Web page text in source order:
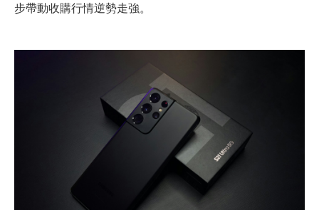
步帶動收購行情逆勢走強。